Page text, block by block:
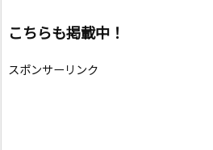
こちらも掲載中！
スポンサーリンク